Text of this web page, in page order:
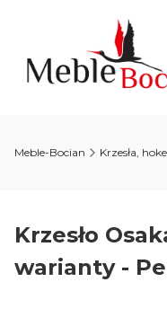
Meble-Bocian Krzesła,
Krzesło
warianty -